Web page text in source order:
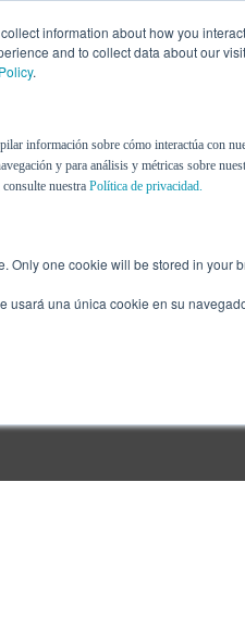
information about how you
and to collect data about our
.
información sobre cómo interactúa con
y para análisis y métricas sobre
nuestra Política de privacidad.
Only one cookie will be stored in your
una única cookie en su
Blog